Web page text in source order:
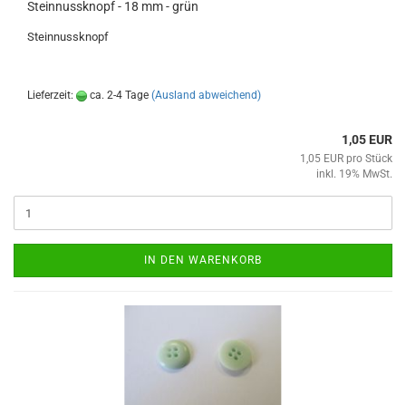
Steinnussknopf - 18 mm - grün
Steinnussknopf
Lieferzeit: ca. 2-4 Tage (Ausland abweichend)
1,05 EUR
1,05 EUR pro Stück
inkl. 19% MwSt.
IN DEN WARENKORB